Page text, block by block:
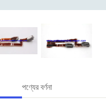
পণ্যের বর্ণনা